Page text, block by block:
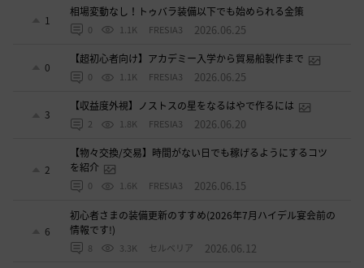
1
相場変動なし！トゥバラ装備以下でも始められる金策
0 1.1K FRESIA3 2026.06.25
0
【超初心者向け】アカデミー入学から貿易船製作まで
0 1.1K FRESIA3 2026.06.25
3
【収益度外視】ノストスの星をなるはやで作るには
2 1.8K FRESIA3 2026.06.20
2
【物々交換/交易】時間がない日でも稼げるようにするコツ
を紹介
0 1.6K FRESIA3 2026.06.15
6
初心者さまの装備更新のすすめ(2026年7月ハイデル宴会前の
情報です!)
8 3.3K セルベリア 2026.06.12